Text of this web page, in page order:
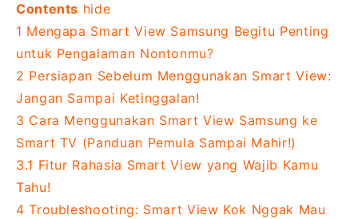
Contents hide
1 Mengapa Smart View Samsung Begitu Penting
untuk Pengalaman Nontonmu?
2 Persiapan Sebelum Menggunakan Smart View:
Jangan Sampai Ketinggalan!
3 Cara Menggunakan Smart View Samsung ke
Smart TV (Panduan Pemula Sampai Mahir!)
3.1 Fitur Rahasia Smart View yang Wajib Kamu
Tahu!
4 Troubleshooting: Smart View Kok Nggak Mau